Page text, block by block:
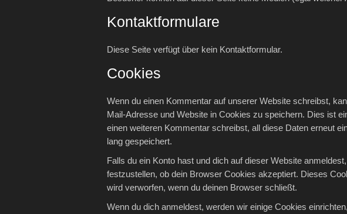
Kontaktformulare
Diese Seite verfügt über kein Kontaktformular.
Cookies
Wenn du einen Kommentar auf unserer Website schreibst,
Mail-Adresse und Website in Cookies zu speichern. Dies ist
einen weiteren Kommentar schreibst, all diese Daten erneut
lang gespeichert.
Falls du ein Konto hast und dich auf dieser Website
festzustellen, ob dein Browser Cookies akzeptiert. Dieses
wird verworfen, wenn du deinen Browser schließt.
Wenn du dich anmeldest, werden wir einige Cookies